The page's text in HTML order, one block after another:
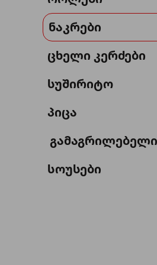
ნაკრები
ცხელი კერძები
სუშირიტო
პიცა
გამაგრილებელი
სოუსები